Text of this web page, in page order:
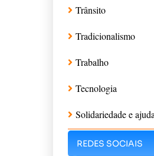
Trânsito
Tradicionalismo
Trabalho
Tecnologia
Solidariedade e
REDES SOCIAIS